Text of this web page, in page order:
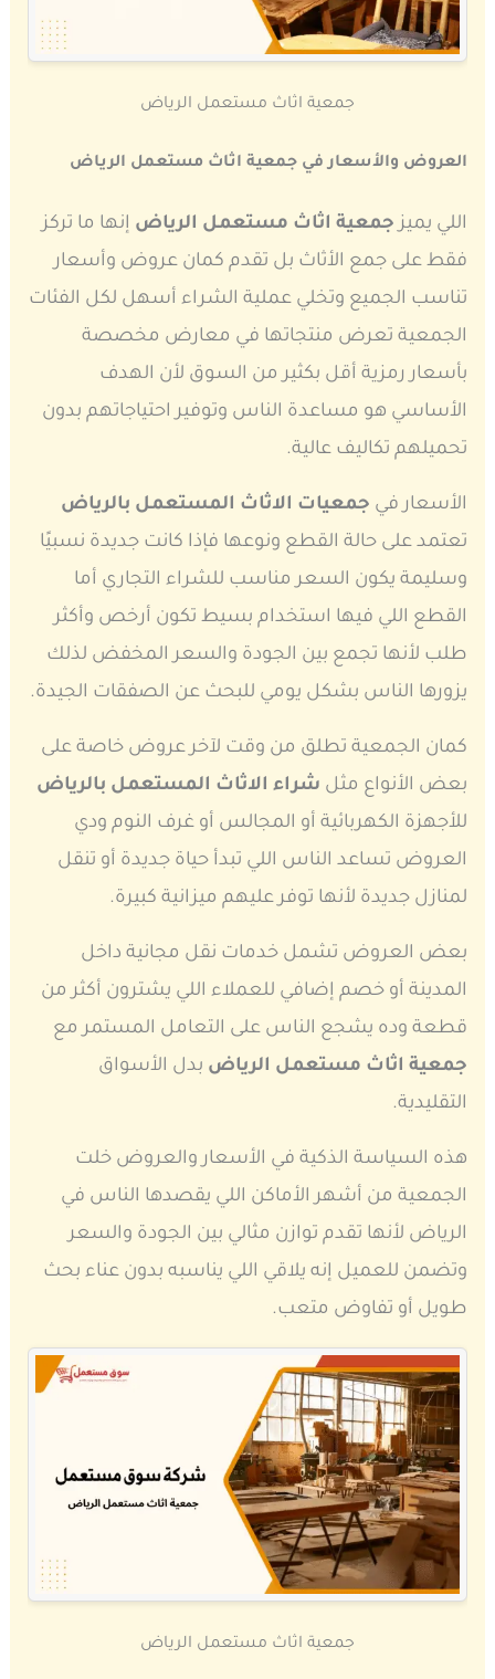
جمعية اثاث مستعمل الرياض
العروض والأسعار في جمعية اثاث مستعمل الرياض
اللي يميزجمعية اثاث مستعمل الرياض إنها ما تركز
فقط على جمع الأثاث بل تقدم كمان عروض وأسعار
تناسب الجميع وتخلي عملية الشراء أسهل لكل الفئات
الجمعية تعرض منتجاتها في معارض مخصصة
بأسعار رمزية أقل بكثير من السوق لأن الهدف
الأساسي هو مساعدة الناس وتوفير احتياجاتهم بدون
تحميلهم تكاليف عالية.
الأسعار في جمعيات الاثاث المستعمل بالرياض
تعتمد على حالة القطع ونوعها فإذا كانت جديدة نسبيًا
وسليمة يكون السعر مناسب للشراء التجاري أما
القطع اللي فيها استخدام بسيط تكون أرخص وأكثر
طلب لأنها تجمع بين الجودة والسعر المخفض لذلك
يزورها الناس بشكل يومي للبحث عن الصفقات الجيدة.
كمان الجمعية تطلق من وقت لآخر عروض خاصة على
بعض الأنواع مثل شراء الاثاث المستعمل بالرياض
للأجهزة الكهربائية أو المجالس أو غرف النوم ودي
العروض تساعد الناس اللي تبدأ حياة جديدة أو تنقل
لمنازل جديدة لأنها توفر عليهم ميزانية كبيرة.
بعض العروض تشمل خدمات نقل مجانية داخل
المدينة أو خصم إضافي للعملاء اللي يشترون أكثر من
قطعة وده يشجع الناس على التعامل المستمر مع
جمعية اثاث مستعمل الرياض بدل الأسواق
التقليدية.
هذه السياسة الذكية في الأسعار والعروض خلت
الجمعية من أشهر الأماكن اللي يقصدها الناس في
الرياض لأنها تقدم توازن مثالي بين الجودة والسعر
وتضمن للعميل إنه يلاقي اللي يناسبه بدون عناء بحث
طويل أو تفاوض متعب.
جمعية اثاث مستعمل الرياض